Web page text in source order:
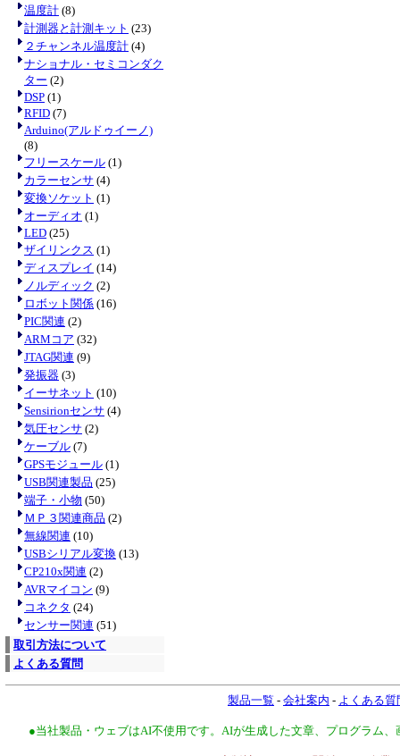
温度計 (8)
計測器と計測キット (23)
２チャンネル温度計 (4)
ナショナル・セミコンダク
ター (2)
DSP (1)
RFID (7)
Arduino(アルドゥイーノ)
(8)
フリースケール (1)
カラーセンサ (4)
変換ソケット (1)
オーディオ (1)
LED (25)
ザイリンクス (1)
ディスプレイ (14)
ノルディック (2)
ロボット関係 (16)
PIC関連 (2)
ARMコア (32)
JTAG関連 (9)
発振器 (3)
イーサネット (10)
Sensirionセンサ (4)
気圧センサ (2)
ケーブル (7)
GPSモジュール (1)
USB関連製品 (25)
端子・小物 (50)
ＭＰ３関連商品 (2)
無線関連 (10)
USBシリアル変換 (13)
CP210x関連 (2)
AVRマイコン (9)
コネクタ (24)
センサー関連 (51)
取引方法について
よくある質問
製品一覧 - 会社案内 - よくある質
●当社製品・ウェブはAI不使用です。AIが生成した文章、プログラム